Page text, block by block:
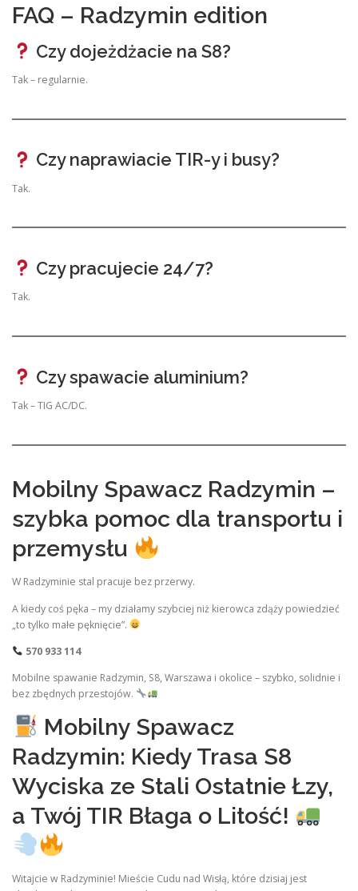
FAQ – Radzymin edition
Czy dojeżdżacie na S8?
Tak – regularnie.
Czy naprawiacie TIR-y i busy?
Tak.
Czy pracujecie 24/7?
Tak.
Czy spawacie aluminium?
Tak – TIG AC/DC.
Mobilny Spawacz Radzymin –
szybka pomoc dla transportu i
przemysłu
W Radzyminie stal pracuje bez przerwy.
A kiedy coś pęka – my działamy szybciej niż kierowca zdąży powiedzieć
„to tylko małe pęknięcie”.
570 933 114
Mobilne spawanie Radzymin, S8, Warszawa i okolice – szybko, solidnie i
bez zbędnych przestojów.
Mobilny Spawacz
Radzymin: Kiedy Trasa S8
Wyciska ze Stali Ostatnie Łzy,
a Twój TIR Błaga o Litość!
Witajcie w Radzyminie! Mieście Cudu nad Wisłą, które dzisiaj jest